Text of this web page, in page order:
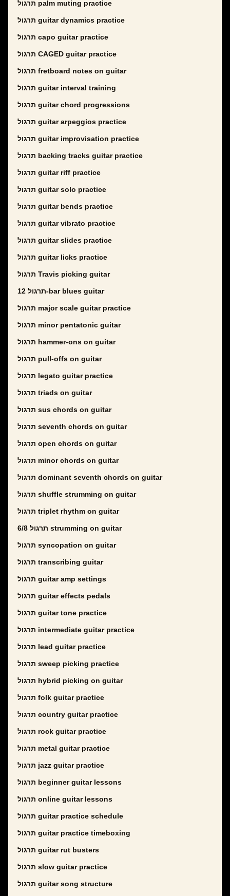
תרגול palm muting practice
תרגול guitar dynamics practice
תרגול capo guitar practice
תרגול CAGED guitar practice
תרגול fretboard notes on guitar
תרגול guitar interval training
תרגול guitar chord progressions
תרגול guitar arpeggios practice
תרגול guitar improvisation practice
תרגול backing tracks guitar practice
תרגול guitar riff practice
תרגול guitar solo practice
תרגול guitar bends practice
תרגול guitar vibrato practice
תרגול guitar slides practice
תרגול guitar licks practice
תרגול Travis picking guitar
תרגול 12-bar blues guitar
תרגול major scale guitar practice
תרגול minor pentatonic guitar
תרגול hammer-ons on guitar
תרגול pull-offs on guitar
תרגול legato guitar practice
תרגול triads on guitar
תרגול sus chords on guitar
תרגול seventh chords on guitar
תרגול open chords on guitar
תרגול minor chords on guitar
תרגול dominant seventh chords on guitar
תרגול shuffle strumming on guitar
תרגול triplet rhythm on guitar
תרגול 6/8 strumming on guitar
תרגול syncopation on guitar
תרגול transcribing guitar
תרגול guitar amp settings
תרגול guitar effects pedals
תרגול guitar tone practice
תרגול intermediate guitar practice
תרגול lead guitar practice
תרגול sweep picking practice
תרגול hybrid picking on guitar
תרגול folk guitar practice
תרגול country guitar practice
תרגול rock guitar practice
תרגול metal guitar practice
תרגול jazz guitar practice
תרגול beginner guitar lessons
תרגול online guitar lessons
תרגול guitar practice schedule
תרגול guitar practice timeboxing
תרגול guitar rut busters
תרגול slow guitar practice
תרגול guitar song structure